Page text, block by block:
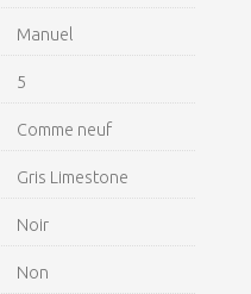
Manuel
5
Comme neuf
Gris Limestone
Noir
Non